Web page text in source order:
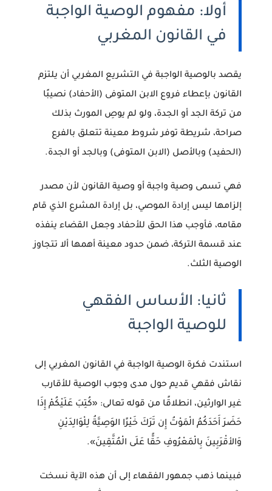
أولا: مفهوم الوصية الواجبة
في القانون المغربي
يقصد بالوصية الواجبة في التشريع المغربي أن يلتزم
القانون بإعطاء فروع الابن المتوفى (الأحفاد) نصيبًا
من تركة الجد أو الجدة، ولو لم يوصِ المورث بذلك
صراحة، شريطة توفر شروط معينة تتعلق بالفرع
(الحفيد) وبالأصل (الابن المتوفى) وبالجد أو الجدة.
فهي تسمى وصية واجبة أو وصية القانون لأن مصدر
إلزامها ليس إرادة الموصي، بل إرادة المشرع الذي قام
مقامه، فأوجب هذا الحق للأحفاد وجعل القضاء ينفذه
عند قسمة التركة، ضمن حدود معينة أهمها ألا تتجاوز
الوصية الثلث.
ثانيا: الأساس الفقهي
للوصية الواجبة
استندت فكرة الوصية الواجبة في القانون المغربي إلى
نقاش فقهي قديم حول مدى وجوب الوصية للأقارب
غير الوارثين، انطلاقًا من قوله تعالى: «كُتِبَ عَلَيْكُمْ إِذَا
حَضَرَ أَحَدَكُمُ الْمَوْتُ إِن تَرَكَ خَيْرًا الوَصِيَّةُ لِلْوَالِدَيْنِ
وَالأقْرَبِينَ بِالْمَعْرُوفِ حَقًّا عَلَى الْمُتَّقِينَ».
فبينما ذهب جمهور الفقهاء إلى أن هذه الآية نسخت